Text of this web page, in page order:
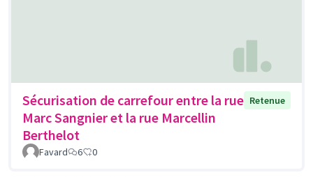
Sécurisation de carrefour entre la rue
Marc Sangnier et la rue Marcellin
Berthelot
Retenue
Favard 6 0